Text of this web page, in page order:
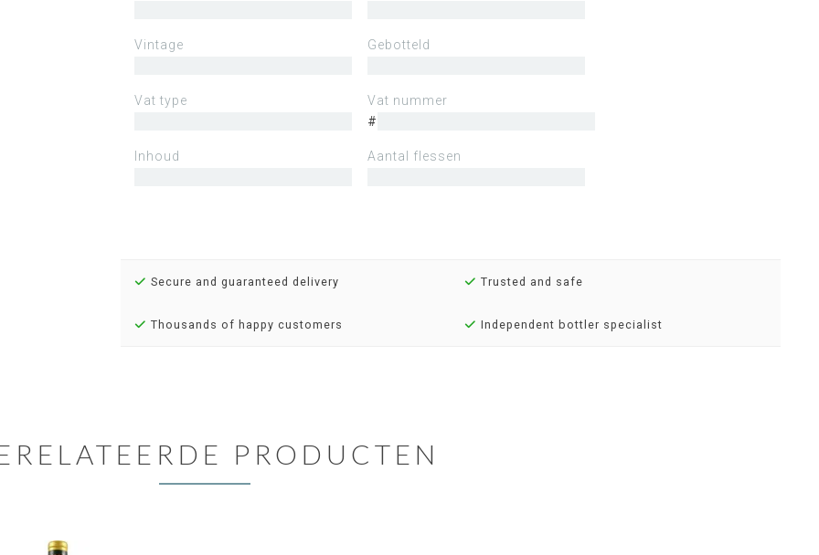
Vintage Gebotteld
Vat type
Vat nummer
#
Inhoud Aantal flessen
Secure and guaranteed delivery Trusted and safe
Thousands of happy customers Independent bottler specialist
PRODUCTEN